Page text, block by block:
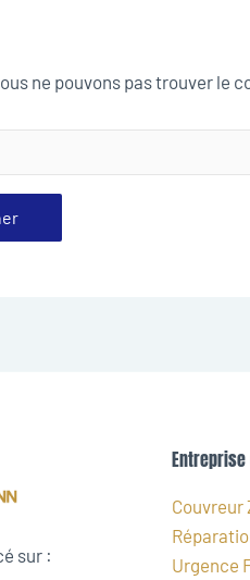
ne pouvons pas trouver le
sur :
Couvreur
Urgence